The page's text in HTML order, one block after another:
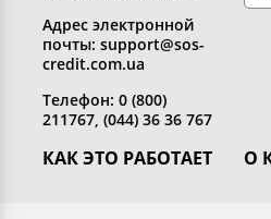
КАК ЭТО РАБОТАЕТ О
Адрес электронной
почты: support@sos-
credit.com.ua
Телефон: 0 (800)
211767, (044) 36 36 767